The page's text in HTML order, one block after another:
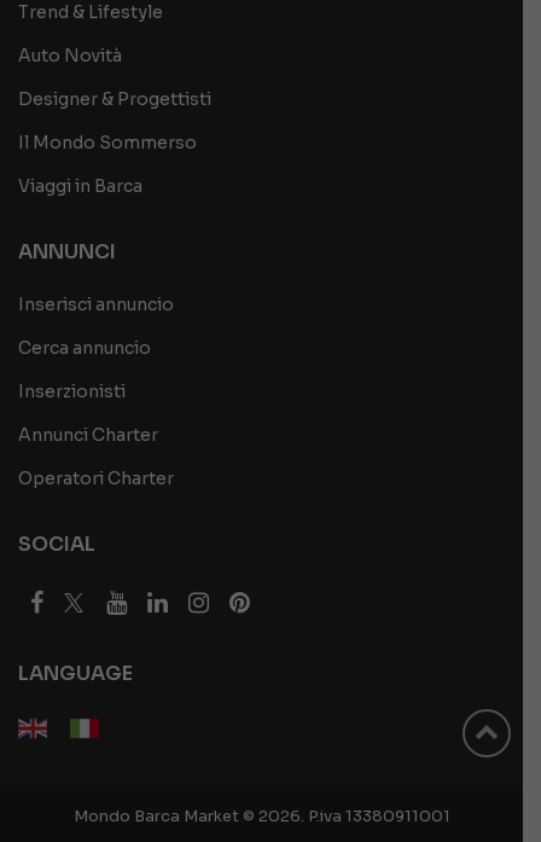
Trend & Lifestyle
Auto Novità
Designer & Progettisti
Il Mondo Sommerso
Viaggi in Barca
ANNUNCI
Inserisci annuncio
Cerca annuncio
Inserzionisti
Annunci Charter
Operatori Charter
SOCIAL
LANGUAGE
Mondo Barca Market © 2026. P.iva 13380911001